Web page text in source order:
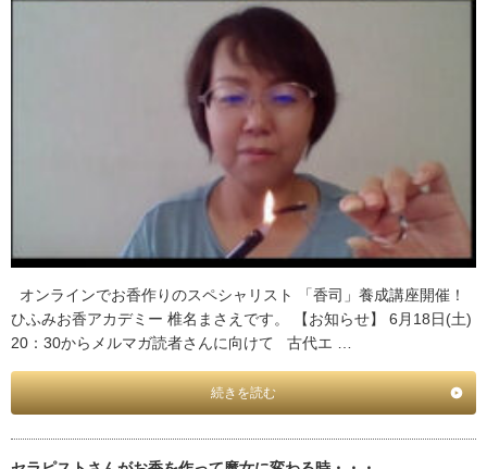
オンラインでお香作りのスペシャリスト 「香司」養成講座開催！
ひふみお香アカデミー 椎名まさえです。 【お知らせ】 6月18日(土)
20：30からメルマガ読者さんに向けて 古代エ …
続きを読む